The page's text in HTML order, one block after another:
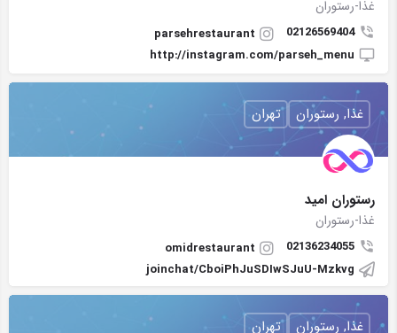
غذا-رستوران
02126569404
parsehrestaurant
http://instagram.com/parseh_menu
رستوران امید
غذا-رستوران
02136234055
omidrestaurant
joinchat/CboiPhJuSDIwSJuU-Mzkvg
غذا, رستوران تهران
غذا, رستوران تهران